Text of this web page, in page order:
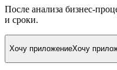
После анализа бизнес-
и сроки.
Хочу приложениеХочу